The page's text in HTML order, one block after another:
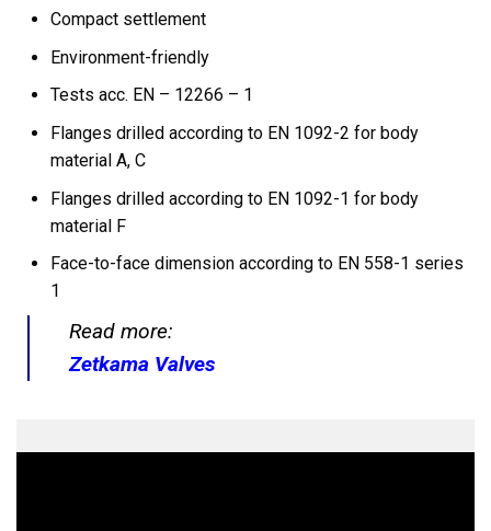
Compact settlement
Environment-friendly
Tests acc. EN – 12266 – 1
Flanges drilled according to EN 1092-2 for body
material A, C
Flanges drilled according to EN 1092-1 for body
material F
Face-to-face dimension according to EN 558-1 series
1
Read more:
Zetkama Valves